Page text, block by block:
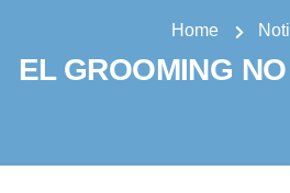
Home
EL GROOMING